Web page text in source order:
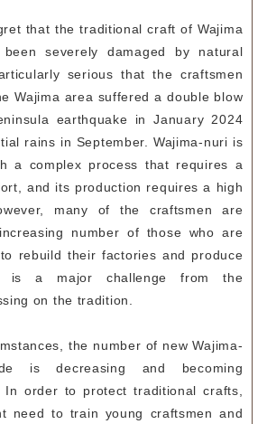
that the traditional craft of Wajima
been severely damaged by natural
serious that the craftsmen
Wajima area suffered a double blow
earthquake in January 2024
rains in September. Wajima-nuri is
a complex process that requires a
and its production requires a high
many of the craftsmen are
number of those who are
rebuild their factories and produce
is a major challenge from the
on the tradition.
the number of new Wajima-
is decreasing and becoming
In order to protect traditional crafts,
need to train young craftsmen and